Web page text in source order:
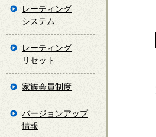
レーティング
システム
レーティング
リセット
家族会員制度
バージョンアップ
情報